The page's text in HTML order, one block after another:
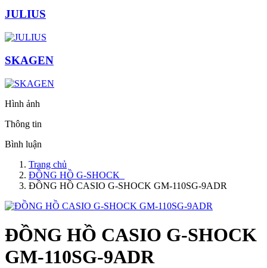
JULIUS
SKAGEN
Hình ảnh
Thông tin
Bình luận
Trang chủ
ĐỒNG HỒ G-SHOCK
ĐỒNG HỒ CASIO G-SHOCK GM-110SG-9ADR
ĐỒNG HỒ CASIO G-SHOCK
GM-110SG-9ADR